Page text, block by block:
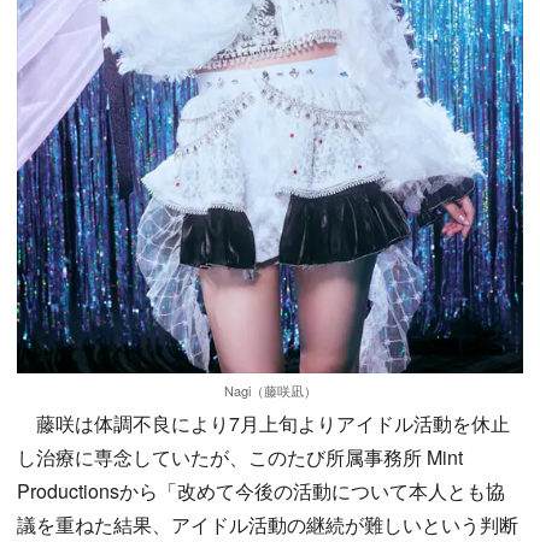
Nagi（藤咲凪）
藤咲は体調不良により7月上旬よりアイドル活動を休止
し治療に専念していたが、このたび所属事務所 Mint
Productionsから「改めて今後の活動について本人とも協
議を重ねた結果、アイドル活動の継続が難しいという判断